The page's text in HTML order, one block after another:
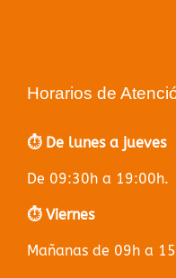
Horarios de
⏱️ De lunes a jueves
De 09:30h a 19:00h.
⏱️ Viernes
Mañanas de 09h a